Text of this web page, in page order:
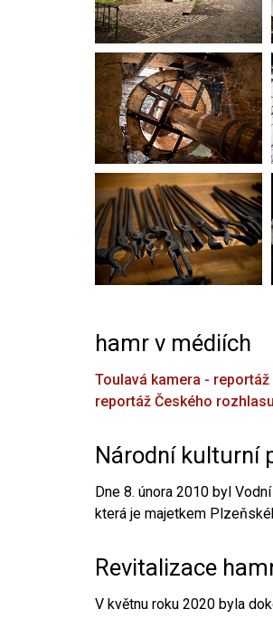
hamr v médiích
Toulavá kamera -
reportáž Českého
Národní kulturní
Dne 8. února 2010 byl
která je majetkem
Revitalizace
V květnu roku 2020 byla